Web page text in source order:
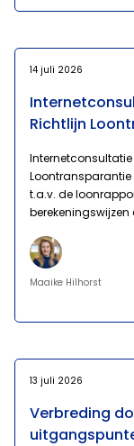
14 juli 2026
Richtlijn
t.a.v. de
Maaike Hilhorst
13 juli 2026
Verbreding